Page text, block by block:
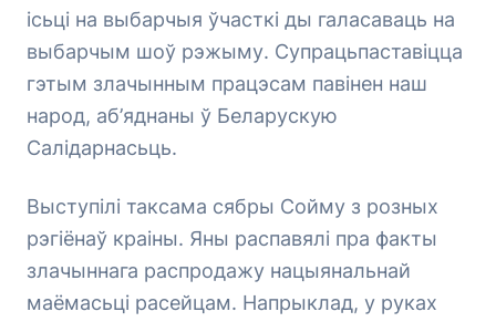
ісьці на выбарчыя ўчасткі ды галасаваць на
выбарчым шоў рэжыму. Супрацьпаставіцца
гэтым злачынным працэсам павінен наш
народ, аб’яднаны ў Беларускую
Салідарнасьць.
Выступілі таксама сябры Сойму з розных
рэгіёнаў краіны. Яны распавялі пра факты
злачыннага распродажу нацыянальнай
маёмасьці расейцам. Напрыклад, у руках